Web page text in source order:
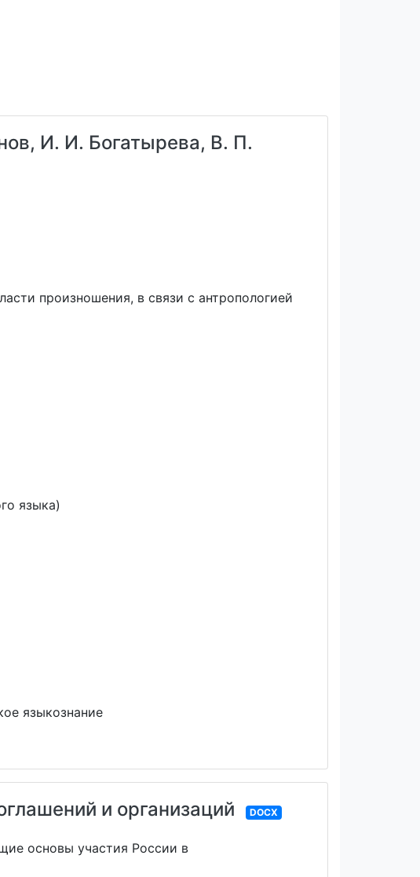
И. И. Богатырева, В. П.
произношения, в связи с антропологией
языка)
языкознание
и организаций DOCX
основы участия России в